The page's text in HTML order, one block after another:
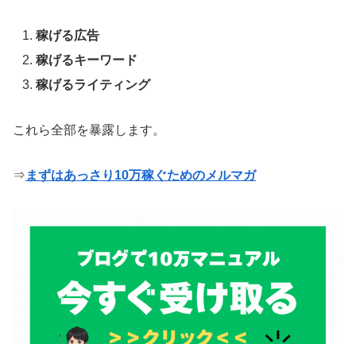
稼げる広告
稼げるキーワード
稼げるライティング
これら全部を暴露します。
⇒ まずはあっさり10万稼ぐためのメルマガ